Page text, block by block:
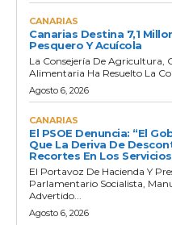
CANARIAS
Canarias Destina 7,1
Pesquero Y Acuícola
La Consejería De Agricultura,
Alimentaria Ha Resuelto La
Agosto 6, 2026
CANARIAS
El PSOE Denuncia: “El
Que La Deriva De
Recortes En Los
El Portavoz De Hacienda Y
Parlamentario Socialista,
Advertido...
Agosto 6, 2026